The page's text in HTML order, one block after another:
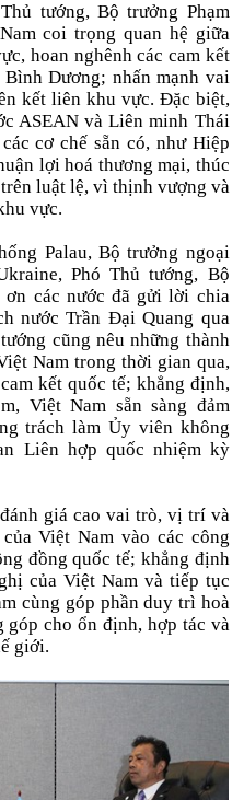
tướng, Bộ trưởng Phạm
coi trọng quan hệ giữa
hoan nghênh các cam kết
Dương; nhấn mạnh vai
kết liên khu vực. Đặc biệt,
ASEAN và Liên minh Thái
cơ chế sẵn có, như Hiệp
lợi hoá thương mại, thúc
luật lệ, vì thịnh vượng và
vực.
Palau, Bộ trưởng ngoại
Phó Thủ tướng, Bộ
ơn các nước đã gửi lời chia
nước Trần Đại Quang qua
cũng nêu những thành
Nam trong thời gian qua,
kết quốc tế; khẳng định,
Việt Nam sẵn sàng đảm
trách làm Ủy viên không
Liên hợp quốc nhiệm kỳ
giá cao vai trò, vị trí và
Việt Nam vào các công
đồng quốc tế; khẳng định
của Việt Nam và tiếp tục
cùng góp phần duy trì hoà
góp cho ổn định, hợp tác và
giới.